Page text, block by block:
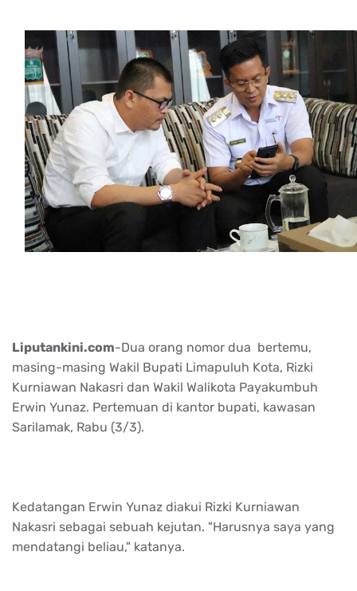
Liputankini.com-Dua orang nomor dua bertemu,
masing-masing Wakil Bupati Limapuluh Kota, Rizki
Kurniawan Nakasri dan Wakil Walikota Payakumbuh
Erwin Yunaz. Pertemuan di kantor bupati, kawasan
Sarilamak, Rabu (3/3).
Kedatangan Erwin Yunaz diakui Rizki Kurniawan
Nakasri sebagai sebuah kejutan. "Harusnya saya yang
mendatangi beliau," katanya.